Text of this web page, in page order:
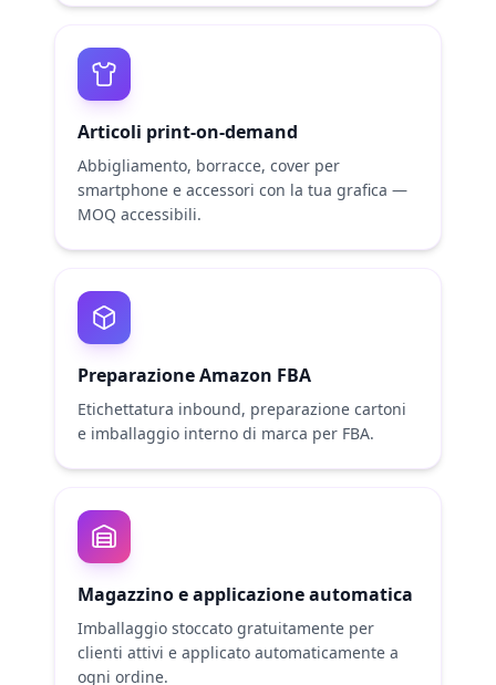
Articoli print-on-demand
Abbigliamento, borracce, cover per
smartphone e accessori con la tua grafica —
MOQ accessibili.
Preparazione Amazon FBA
Etichettatura inbound, preparazione cartoni
e imballaggio interno di marca per FBA.
Magazzino e applicazione automatica
Imballaggio stoccato gratuitamente per
clienti attivi e applicato automaticamente a
ogni ordine.